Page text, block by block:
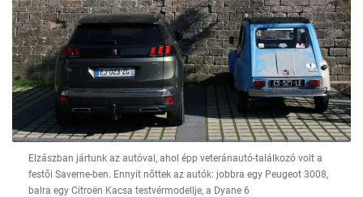
Elzászban jártunk az autóval, ahol épp veteránautó-találkozó volt a
festői Saverne-ben. Ennyit nőttek az autók: jobbra egy Peugeot 3008,
balra egy Citroën Kacsa testvérmodellje, a Dyane 6